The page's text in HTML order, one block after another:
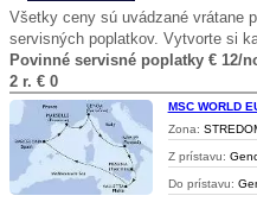
Všetky ceny sú uvádzané vrátane
servisných poplatkov. Vytvorte si
Povinné servisné poplatky € 12/
2 r. € 0
MSC WORLD
Zona:
Z prístavu:
Do prístavu: